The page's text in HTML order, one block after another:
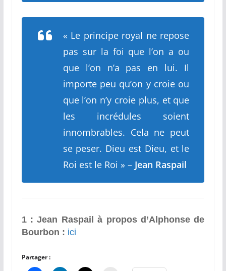
« Le principe royal ne repose
pas sur la foi que l’on a ou
que l’on n’a pas en lui. Il
importe peu qu’on y croie ou
que l’on n’y croie plus, et que
les incrédules soient
innombrables. Cela ne peut
se peser. Dieu est Dieu, et le
Roi est le Roi » – Jean Raspail
1 : Jean Raspail à propos d’Alphonse de
Bourbon : ici
Partager :